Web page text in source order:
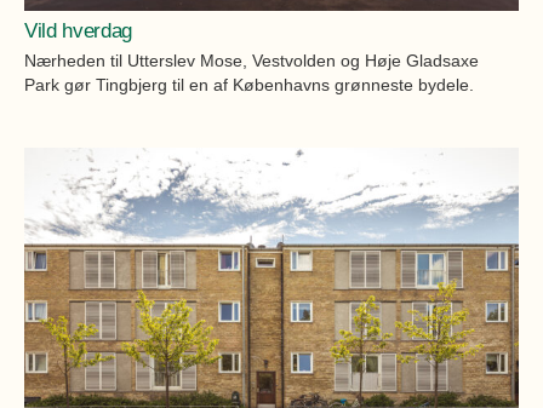
Vild hverdag
Nærheden til Utterslev Mose, Vestvolden og Høje Gladsaxe
Park gør Tingbjerg til en af Københavns grønneste bydele.